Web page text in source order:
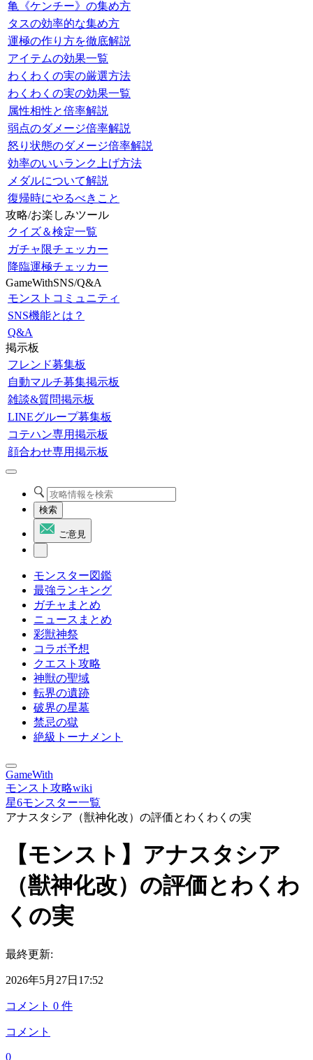
亀《ケンチー》の集め方
タスの効率的な集め方
運極の作り方を徹底解説
アイテムの効果一覧
わくわくの実の厳選方法
わくわくの実の効果一覧
属性相性と倍率解説
弱点のダメージ倍率解説
怒り状態のダメージ倍率解説
効率のいいランク上げ方法
メダルについて解説
復帰時にやるべきこと
攻略/お楽しみツール
クイズ＆検定一覧
ガチャ限チェッカー
降臨運極チェッカー
GameWithSNS/Q&A
モンストコミュニティ
SNS機能とは？
Q&A
掲示板
フレンド募集板
自動マルチ募集掲示板
雑談&質問掲示板
LINEグループ募集板
コテハン専用掲示板
顔合わせ専用掲示板
検索
ご意見
モンスター図鑑
最強ランキング
ガチャまとめ
ニュースまとめ
彩獣神祭
コラボ予想
クエスト攻略
神獣の聖域
転界の遺跡
破界の星墓
禁忌の獄
絶級トーナメント
GameWith
モンスト攻略wiki
星6モンスター一覧
アナスタシア（獣神化改）の評価とわくわくの実
【モンスト】アナスタシア
（獣神化改）の評価とわくわ
くの実
最終更新:
2026年5月27日17:52
コメント 0 件
コメント
0